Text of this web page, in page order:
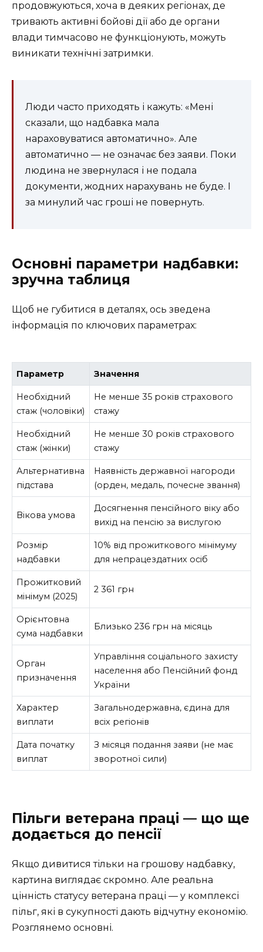
продовжуються, хоча в деяких регіонах, де
тривають активні бойові дії або де органи
влади тимчасово не функціонують, можуть
виникати технічні затримки.
Люди часто приходять і кажуть: «Мені
сказали, що надбавка мала
нараховуватися автоматично». Але
автоматично — не означає без заяви. Поки
людина не звернулася і не подала
документи, жодних нарахувань не буде. І
за минулий час гроші не повернуть.
Основні параметри надбавки:
зручна таблиця
Щоб не губитися в деталях, ось зведена
інформація по ключових параметрах:
Параметр Значення
Необхідний
стаж (чоловіки)
Не менше 35 років страхового
стажу
Необхідний
стаж (жінки)
Не менше 30 років страхового
стажу
Альтернативна
підстава
Наявність державної нагороди
(орден, медаль, почесне звання)
Вікова умова
Досягнення пенсійного віку або
вихід на пенсію за вислугою
Розмір
надбавки
10% від прожиткового мінімуму
для непрацездатних осіб
Прожитковий
мінімум (2025)
2 361 грн
Орієнтовна
сума надбавки
Близько 236 грн на місяць
Орган
призначення
Управління соціального захисту
населення або Пенсійний фонд
України
Характер
виплати
Загальнодержавна, єдина для
всіх регіонів
Дата початку
виплат
З місяця подання заяви (не має
зворотної сили)
Пільги ветерана праці — що ще
додається до пенсії
Якщо дивитися тільки на грошову надбавку,
картина виглядає скромно. Але реальна
цінність статусу ветерана праці — у комплексі
пільг, які в сукупності дають відчутну економію.
Розглянемо основні.